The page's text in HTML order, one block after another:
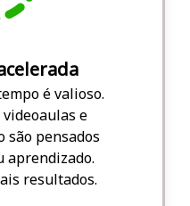
é valioso.
videoaulas e
são pensados
aprendizado.
resultados.